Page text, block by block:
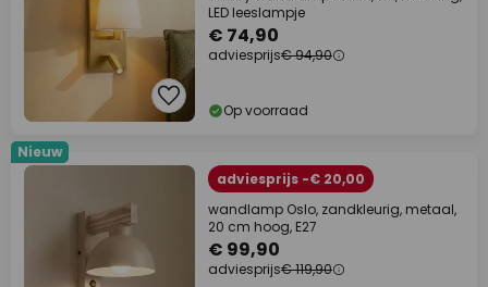
LED leeslampje
€ 74,90
adviesprijs€ 94,90
Op voorraad
Nieuw
adviesprijs -€ 20,00
wandlamp Oslo, zandkleurig, metaal,
20 cm hoog, E27
€ 99,90
adviesprijs€ 119,90